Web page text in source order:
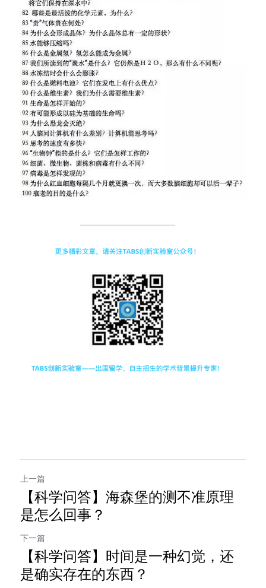
上一篇
【科学问答】海森堡的测不准原理
是怎么回事？
下一篇
【科学问答】时间是一种幻觉，还
是确实存在的东西？